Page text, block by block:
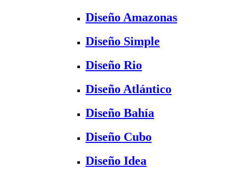
Diseño Amazonas
Diseño Simple
Diseño Rio
Diseño Atlántico
Diseño Bahía
Diseño Cubo
Diseño Idea